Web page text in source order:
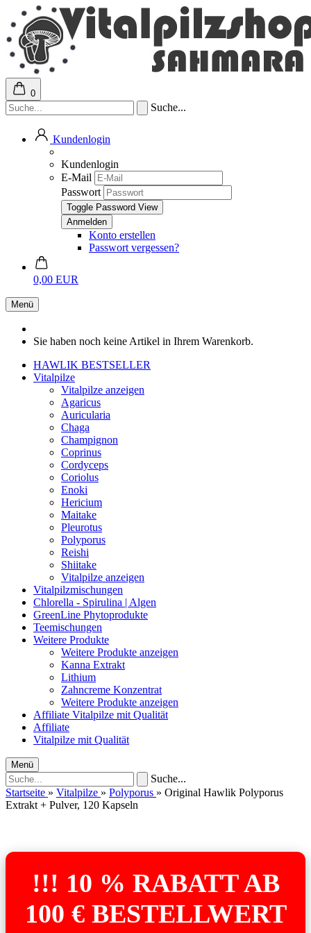
0
Suche...
Kundenlogin
Kundenlogin
E-Mail
Passwort
Toggle Password View
Konto erstellen
Passwort vergessen?
0,00 EUR
Menü
Sie haben noch keine Artikel in Ihrem Warenkorb.
HAWLIK BESTSELLER
Vitalpilze
Vitalpilze anzeigen
Agaricus
Auricularia
Chaga
Champignon
Coprinus
Cordyceps
Coriolus
Enoki
Hericium
Maitake
Pleurotus
Polyporus
Reishi
Shiitake
Vitalpilze anzeigen
Vitalpilzmischungen
Chlorella - Spirulina | Algen
GreenLine Phytoprodukte
Teemischungen
Weitere Produkte
Weitere Produkte anzeigen
Kanna Extrakt
Lithium
Zahncreme Konzentrat
Weitere Produkte anzeigen
Affiliate Vitalpilze mit Qualität
Affiliate
Vitalpilze mit Qualität
Menü
Suche...
Startseite » Vitalpilze » Polyporus » Original Hawlik Polyporus
Extrakt + Pulver, 120 Kapseln
!!! 10 % RABATT AB
100 € BESTELLWERT